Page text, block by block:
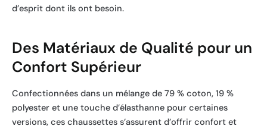
d’esprit dont ils ont besoin.
Des Matériaux de Qualité pour un
Confort Supérieur
Confectionnées dans un mélange de 79 % coton, 19 %
polyester et une touche d’élasthanne pour certaines
versions, ces chaussettes s’assurent d’offrir confort et